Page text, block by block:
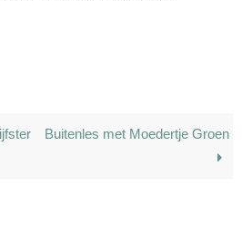
Buitenles met Moedertje Groen